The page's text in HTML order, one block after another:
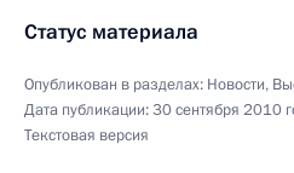
Статус материала
Опубликован в разделах: Новости,
Дата публикации:30 сентября 2010
Текстовая версия